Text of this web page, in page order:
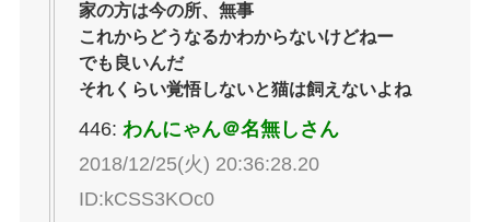
家の方は今の所、無事
これからどうなるかわからないけどねー
でも良いんだ
それくらい覚悟しないと猫は飼えないよね
446: わんにゃん＠名無しさん
2018/12/25(火) 20:36:28.20
ID:kCSS3KOc0